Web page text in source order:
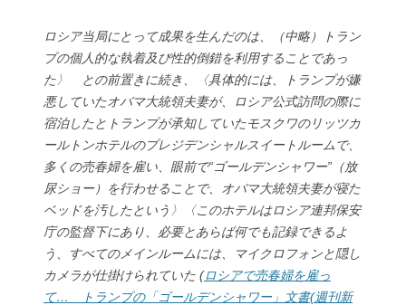
ロシア当局にとって成果を生んだのは、（中略）トラン
プの個人的な執着及び性的倒錯を利用することであっ
た〉 との前置きに続き、〈具体的には、トランプが嫌
悪していたオバマ大統領夫妻が、ロシア公式訪問の際に
宿泊したとトランプが承知していたモスクワのリッツカ
ールトンホテルのプレジデンシャルスイートルームで、
多くの売春婦を雇い、眼前で“ゴールデンシャワー”（放
尿ショー）を行わせることで、オバマ大統領夫妻が寝た
ベッドを汚したという〉〈このホテルはロシア連邦保安
庁の監督下にあり、必要とあらば何でも記録できるよ
う、すべてのメインルームには、マイクロフォンと隠し
カメラが仕掛けられていた (ロシアで売春婦を雇っ
て… トランプの「ゴールデンシャワー」文書(週刊新